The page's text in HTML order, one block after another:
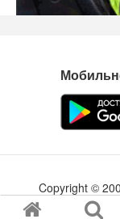
Copyright ©